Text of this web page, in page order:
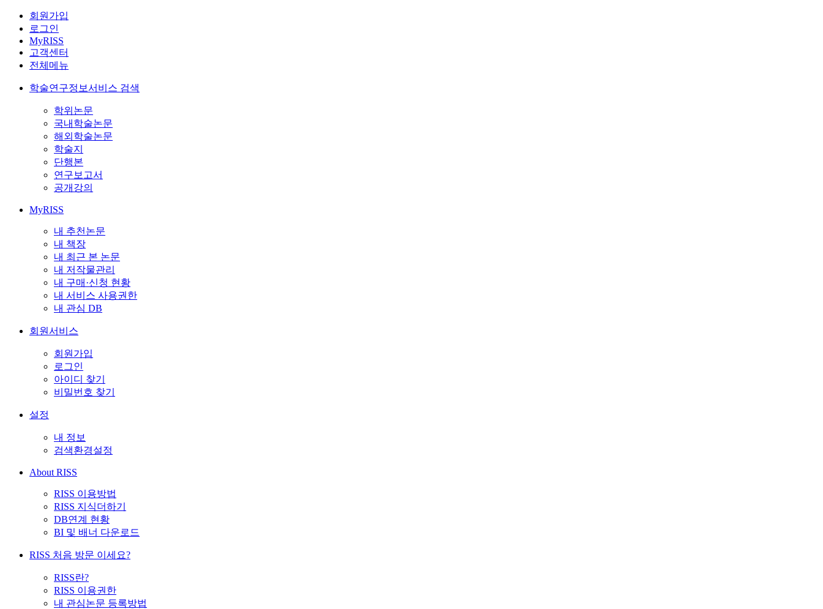
회원가입
로그인
MyRISS
고객센터
전체메뉴
학술연구정보서비스 검색
학위논문
국내학술논문
해외학술논문
학술지
단행본
연구보고서
공개강의
MyRISS
내 추천논문
내 책장
내 최근 본 논문
내 저작물관리
내 구매·신청 현황
내 서비스 사용권한
내 관심 DB
회원서비스
회원가입
로그인
아이디 찾기
비밀번호 찾기
설정
내 정보
검색환경설정
About RISS
RISS 이용방법
RISS 지식더하기
DB연계 현황
BI 및 배너 다운로드
RISS 처음 방문 이세요?
RISS란?
RISS 이용권한
내 관심논문 등록방법